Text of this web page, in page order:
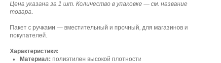
Цена указана за 1 шт. Количество в упаковке — см. название
товара.
Пакет с ручками — вместительный и прочный, для магазинов и
покупателей.
Характеристики:
Материал: полиэтилен высокой плотности